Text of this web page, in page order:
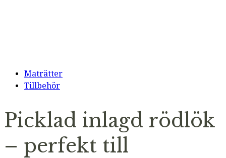
Maträtter
Tillbehör
Picklad inlagd rödlök
– perfekt till